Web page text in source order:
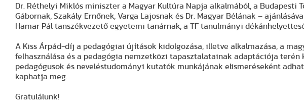
Dr. Réthelyi Miklós miniszter a Magyar Kultúra Napja alkalmából, a Budapesti
Gábornak, Szakály Ernőnek, Varga Lajosnak és Dr. Magyar Bélának –
Hamar Pál tanszékvezető egyetemi tanárnak, a TF tanulmányi
A Kiss Árpád-díj a pedagógiai újítások kidolgozása, illetve alkalmazása, a
felhasználása és a pedagógia nemzetközi tapasztalatainak adaptációja
pedagógusok és neveléstudományi kutatók munkájának elismeréseként
kaphatja meg.
Gratulálunk!